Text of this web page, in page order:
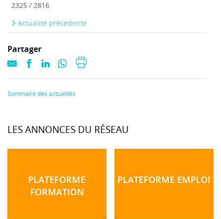
2325 / 2816
Actualité précédente
Partager
Sommaire des actualités
LES ANNONCES DU RÉSEAU
PLATEFORME
FORMATION
PLATEFORME EMPLOI